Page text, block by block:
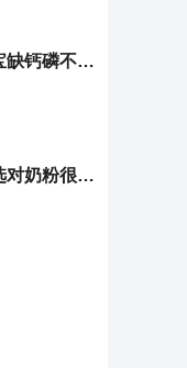
揭秘母乳钙磷比，宝宝缺钙磷不再愁
新生儿胃肠道不适？选对奶粉很重要！